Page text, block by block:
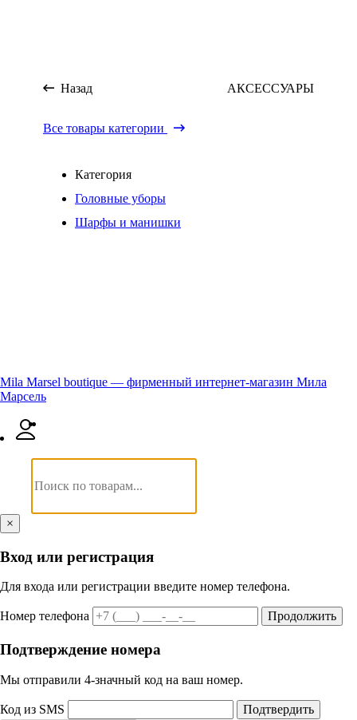
Назад АКСЕССУАРЫ
Все товары категории
Категория
Головные уборы
Шарфы и манишки
Mila Marsel boutique — фирменный интернет-магазин Мила
Марсель
×
Вход или регистрация
Для входа или регистрации введите номер телефона.
Номер телефона Продолжить
Подтверждение номера
Мы отправили 4‑значный код на ваш номер.
Код из SMS Подтвердить